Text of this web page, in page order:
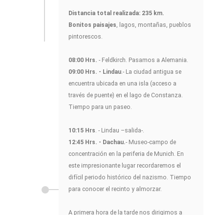
Distancia total realizada: 235 km.
Bonitos paisajes , lagos, montañas, pueblos
pintorescos.
08:00 Hrs. - Feldkirch. Pasamos a Alemania.
09:00 Hrs. - Lindau .- La ciudad antigua se
encuentra ubicada en una isla (acceso a
través de puente) en el lago de Constanza.
Tiempo para un paseo.
10:15 Hrs . - Lindau –salida-.
12:45 Hrs. - Dachau.- Museo-campo de
concentración en la periferia de Munich. En
este impresionante lugar recordaremos el
difícil periodo histórico del nazismo. Tiempo
para conocer el recinto y almorzar.
A primera hora de la tarde nos dirigimos a